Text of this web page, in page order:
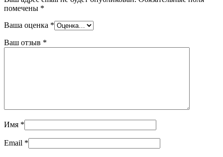
помечены *
Ваша оценка *
Ваш отзыв *
Имя *
Email *